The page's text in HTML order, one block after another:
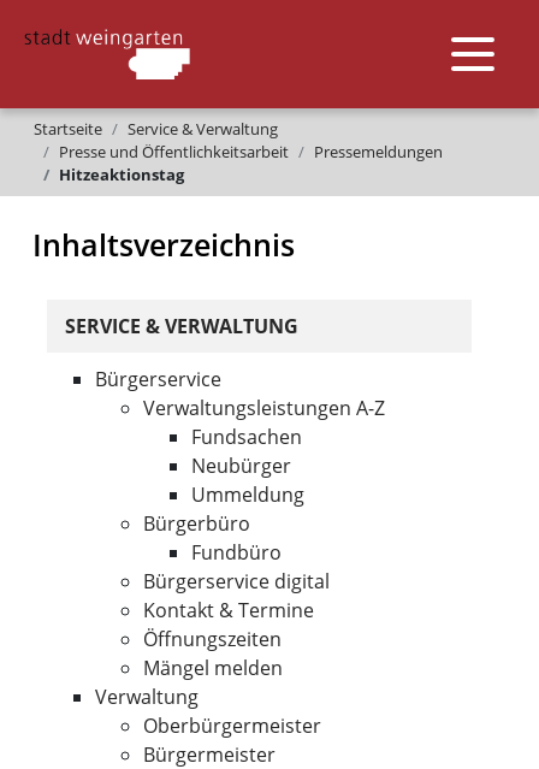
Startseite
Service & Verwaltung
Presse und Öffentlichkeitsarbeit
Pressemeldungen
Hitzeaktionstag
Inhaltsverzeichnis
SERVICE & VERWALTUNG
Bürgerservice
Verwaltungsleistungen A-Z
Fundsachen
Neubürger
Ummeldung
Bürgerbüro
Fundbüro
Bürgerservice digital
Kontakt & Termine
Öffnungszeiten
Mängel melden
Verwaltung
Oberbürgermeister
Bürgermeister